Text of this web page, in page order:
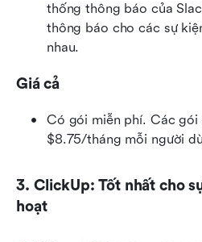
thống thông báo của
thông báo cho các sự
nhau.
Giá cả
Có gói miễn phí. Các
$8.75/tháng mỗi người
3. ClickUp: Tốt nhất cho
hoạt